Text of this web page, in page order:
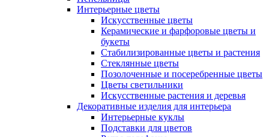
Интерьерные цветы
Искусственные цветы
Керамические и фарфоровые цветы и
букеты
Стабилизированные цветы и растения
Стеклянные цветы
Позолоченные и посеребренные цветы
Цветы светильники
Искусственные растения и деревья
Декоративные изделия для интерьера
Интерьерные куклы
Подставки для цветов